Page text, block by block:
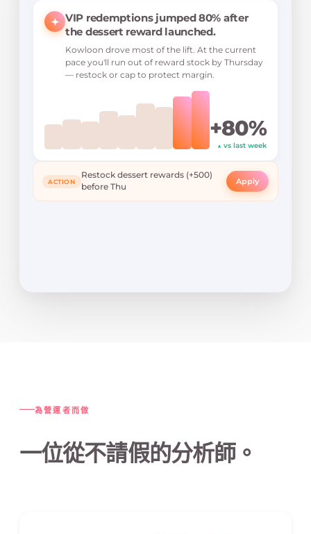
VIP redemptions jumped 80% after
the dessert reward launched.
Kowloon drove most of the lift. At the current
pace you'll run out of reward stock by Thursday
— restock or cap to protect margin.
+80%
▲ vs last week
ACTION
Restock dessert rewards (+500)
before Thu
Apply
為營運者而做
一位從不請假的分析師。